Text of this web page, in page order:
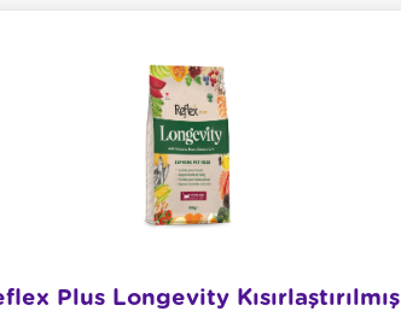
Plus Longevity Kısırlaştırılmış